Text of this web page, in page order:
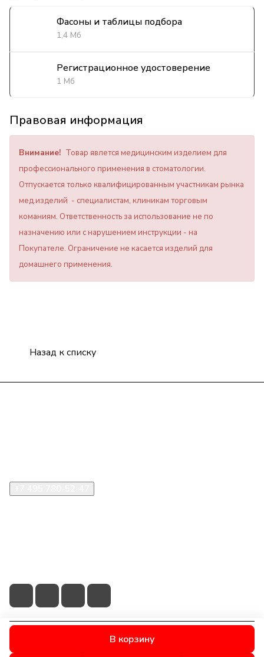
В корзину
Фасоны и таблицы подбора
1,4 Мб
Регистрационное удостоверение
1 Мб
Правовая информация
Внимание! Товар явлется медицинским изделием для
профессионального применения в стоматологии.
Отпускается только квалифицированным участникам рынка
мед.изделий - специалистам, клиникам торговым
команиям. Ответственность за использование не по
назначению или с нарушением инструкции - на
Покупателе. Ограничение не касается изделий для
домашнего применения.
Назад к списку
© 2026 © S.T.I. Dent - Яркие решения